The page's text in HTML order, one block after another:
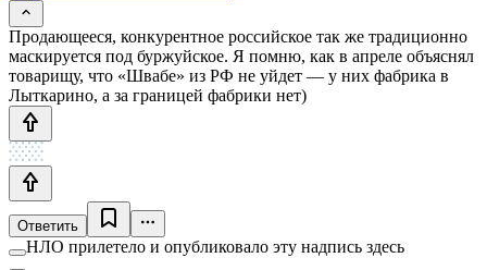
Продающееся, конкурентное российское так же традиционно
маскируется под буржуйское. Я помню, как в апреле объяснял
товарищу, что «Швабе» из РФ не уйдет — у них фабрика в
Лыткарино, а за границей фабрики нет)
Ответить
НЛО прилетело и опубликовало эту надпись здесь